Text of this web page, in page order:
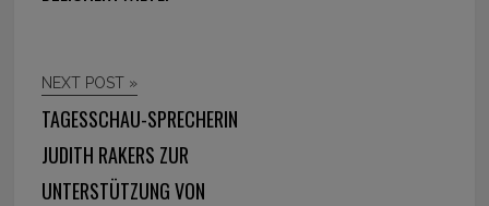
NEXT POST »
TAGESSCHAU-SPRECHERIN
JUDITH RAKERS ZUR
UNTERSTÜTZUNG VON